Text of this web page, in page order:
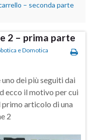
– seconda parte
2 – prima parte
e Domotica
dei più seguiti dai
ecco il motivo per cui
articolo di una
2